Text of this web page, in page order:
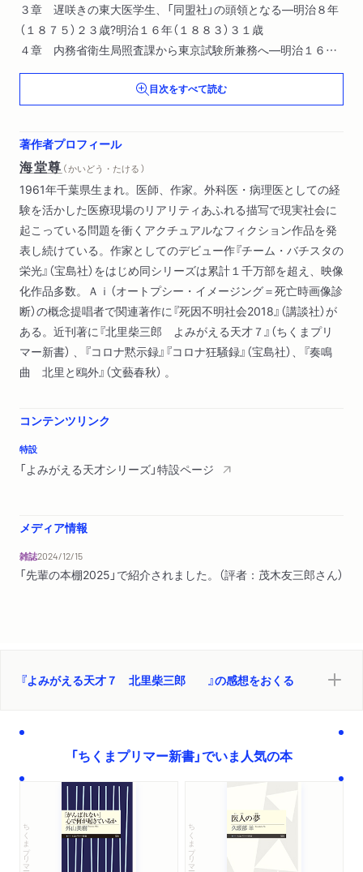
３章 遅咲きの東大医学生、「同盟社」の頭領となる―明治８年
（１８７５）２３歳?明治１６年（１８８３）３１歳
４章 内務省衛生局照査課から東京試験所兼務へ―明治１６年
（１８８３）３１歳?明治１８年（１８８５）３３歳
５章 コッホ四天王としての快進撃―明治１９年（１８８６）３
４歳?明治２４年（１８９１）３９歳
９２）４０歳?明治４５年（１９１２）６０歳
７章 医療の未来を見据え、社会貢献に邁進した晩年―大正３
年（１９１４）６２歳?昭和６年（１９３１）７９歳
目次をすべて読む
著作者プロフィール
海堂尊 （ かいどう・たける ）
1961年千葉県生まれ。医師、作家。外科医・病理医としての経
験を活かした医療現場のリアリティあふれる描写で現実社会に
起こっている問題を衝くアクチュアルなフィクション作品を発
表し続けている。作家としてのデビュー作『チーム・バチスタの
栄光』（宝島社）をはじめ同シリーズは累計１千万部を超え、映像
化作品多数。Ａｉ（オートプシー・イメージング＝死亡時画像診
断）の概念提唱者で関連著作に『死因不明社会2018』（講談社）が
ある。近刊著に『北里柴三郎 よみがえる天才７』（ちくまプリ
マー新書） 、『コロナ黙示録』『コロナ狂騒録』（宝島社）、『奏鳴
曲 北里と鴎外』（文藝春秋） 。
コンテンツリンク
特設
「よみがえる天才シリーズ」特設ページ
メディア情報
雑誌2024/12/15
「先輩の本棚2025」で紹介されました。（評者：茂木友三郎さん）
『よみがえる天才７ 北里柴三郎 』の感想をおくる
「ちくまプリマー新書」でいま人気の本
ちくまプリマー新書 ちくまプリマー新書